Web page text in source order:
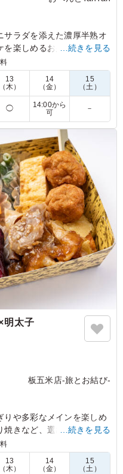
サラダを添えた濃厚半熟オ
を楽しめるお弁当です。ポ
ントとなり、食事を華や
ぴったりな一品を、ぜひお
ポルチーニソースと
とても美味しい、高
素敵なお味でした。 ト
、こちらも美味
撮影
…続きを見る
13
（木）
14
（金）
15
（土）
◯
14:00から
可
－
明太子
板五米店-旅とお結び-
りや多彩なメインを楽しめ
焼きなど、選び抜かれた料
子も添えられ、ランチや
な味わいをお楽しみくださ
…続きを見る
13
（木）
14
（金）
15
（土）